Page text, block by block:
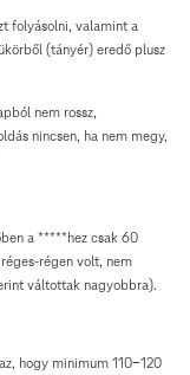
folyásolni, valamint a
(tányér) eredő plusz
nem rossz,
nincsen, ha nem megy,
a *****hez csak 60
régen volt, nem
váltottak nagyobbra).
hogy minimum 110-120